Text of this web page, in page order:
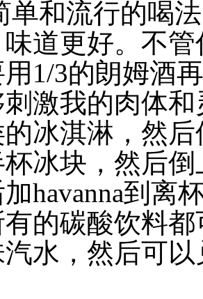
单和流行的喝
味道更好。不
1/3的朗姆酒
激我的肉体
冰淇淋，然
冰块，然后
havanna到离
的碳酸饮料
水，然后可